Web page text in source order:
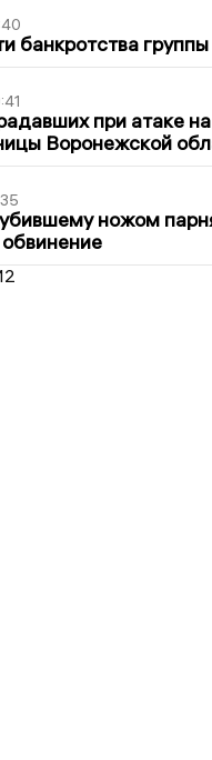
банкротства
при атаке
Воронежской
ножом